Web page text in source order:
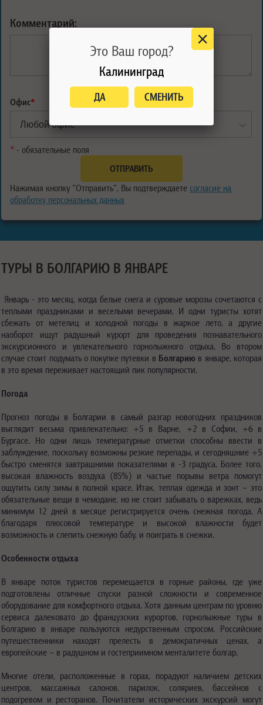
Комментарий:
Офис*
* - обязательные поля
Нажимая кнопку "Отправить", Вы подтверждаете согласие на
обработку персональных данных
ТУРЫ В БОЛГАРИЮ В ЯНВАРЕ
Январь - это месяц, когда белые снега и суровые морозы сочетаются с
теплыми праздниками и веселыми вечерами. И одни туристы хотят
сбежать от метелиц и холодной погоды в жаркое лето, а другие
наоборот ищут радушный курорт для проведения познавательного
экскурсионного и увлекательного горнолыжного отдыха. Во втором
случае стоит подумать о покупке путевки в Болгарию в январе, которая
в это время переживает настоящий пик популярности.
Погода
Прогноз погоды в Болгарии в самый разгар новогодних праздников
выглядит весьма привлекательно: +5 в Варне, +2 в Софии, +6 в
Бургасе. Но одни лишь температурные отметки способны ввести в
заблуждение, поскольку возможны резкие перепады, и сегодняшние +5
быстро сменятся завтрашними показателями в -3 градуса. Более того,
высокая влажность воздуха (85%) и частые порывы ветра помогут
ощутить силу зимы в полной красе. Итак, теплая одежда и зонт – это
обязательные вещи в чемодане, но не стоит забывать о варежках, ведь
минимум 12 дней в месяце регистрируется очень снежная погода. А
благодаря плюсовой температуре и высокой влажности будет
возможность и слепить снежную бабу, и поиграть в снежки.
Особенности отдыха
В январе поток туристов перемещается в горные районы, где уже
подготовлены отличные спуски разной сложности и современное
оборудование для комфортного отдыха. Хотя данным центрам по уровню
сервиса далековато до французских курортов, горнолыжные туры в
Болгарию в январе пользуются недурственным спросом. Российские
путешественники находят прелесть в демократичных ценах, а
европейские – в радушном и гостеприимном менталитете болгар.
Многие отели, расположенные в горах, порадуют наличием детских
центров, массажных салонов, парилок, соляриев, бассейнов с
подогревом и ресторанов. Почитатели исторических экскурсий могут
Это Ваш город?
Калининград
ДА СМЕНИТЬ